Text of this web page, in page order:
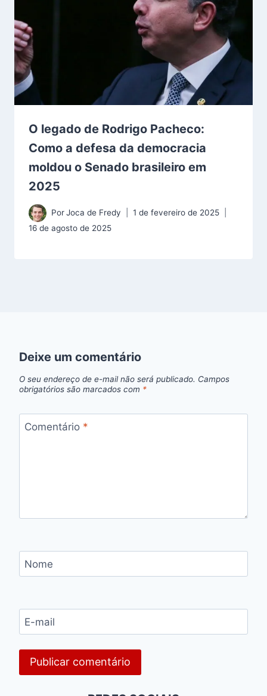
O legado de Rodrigo Pacheco:
Como a defesa da democracia
moldou o Senado brasileiro em
2025
PorJoca de Fredy
1 de fevereiro de 2025
16 de agosto de 2025
Deixe um comentário
O seu endereço de e-mail não será publicado. Campos
obrigatórios são marcados com *
Comentário *
Nome
E-mail